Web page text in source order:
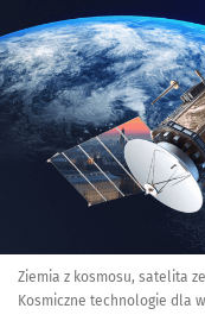
Ziemia z kosmosu, satelita
Kosmiczne technologie dla